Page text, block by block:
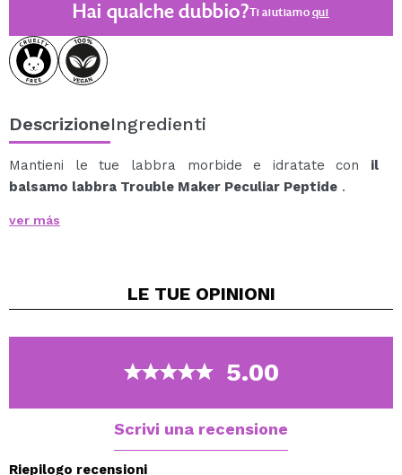
Hai qualche dubbio?Ti aiutiamoqui
DescrizioneIngredienti
Mantieni le tue labbra morbide e idratate con il
balsamo labbra Trouble Maker Peculiar Peptide .
colore trasparente che dona alle labbra una
acido ialuronico, olio di jojoba e tripeptidi, questo
e lascia le labbra visibilmente più morbide ed elastiche
Disponibili in diversi gusti con profumazioni uniche,
ritocchi facili, comodi e incredibilmente piacevoli!
Alcohol free.
ver más
LE TUE OPINIONI
5.00
Scrivi una recensione
Riepilogo recensioni